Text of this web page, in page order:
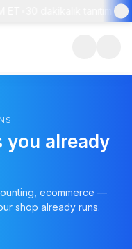
30 dakikalık tanıtım +
you already
ecommerce —
shop already runs.